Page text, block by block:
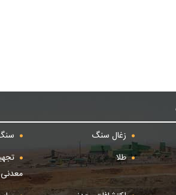
زغال سنگ
طلا
معدنی